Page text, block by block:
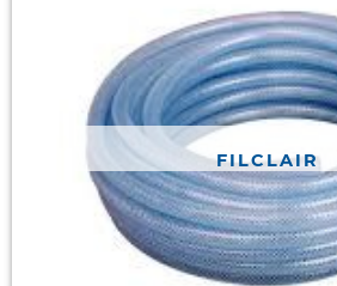
FILCLAIR